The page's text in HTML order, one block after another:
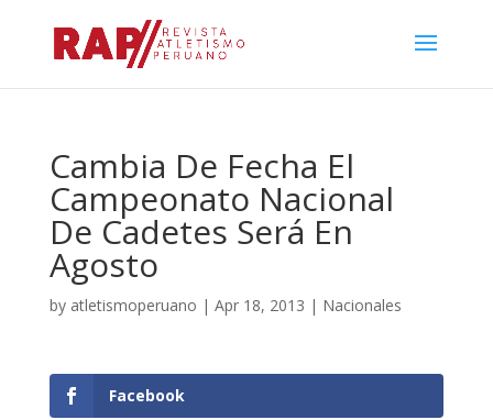
Cambia De Fecha El
Campeonato Nacional
De Cadetes Será En
Agosto
by atletismoperuano | Apr 18, 2013 | Nacionales
Facebook